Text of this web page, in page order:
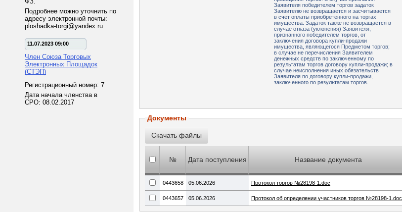
Подробнее можно уточнить по
адресу электронной почты:
ploshadka-torgi@yandex.ru
11.07.2023 09:00
Член Союза Торговых
Электронных Площадок
(СТЭП)
Регистрационный номер: 7
Дата начала членства в
СРО: 08.02.2017
Заявителя победителем торгов задаток
Заявителю не возвращается и засчитывается
в счет оплаты приобретенного на торгах
имущества. Задаток также не возвращается в
случае отказа (уклонения) Заявителя,
признанного победителем торгов, от
заключения договора купли-продажи
имущества, являющегося Предметом торгов;
в случае не перечисления Заявителем
денежных средств по заключенному по
результатам торгов договору купли-продажи; в
случае неисполнения иных обязательств
Заявителя по договору купли-продажи,
заключенного по результатам торгов.
Документы
№ Дата поступления Название документа
0443658 05.06.2026 Протокол торгов №28198-1.doc
0443657 05.06.2026 Протокол об определении участников торгов №28198-1.doc